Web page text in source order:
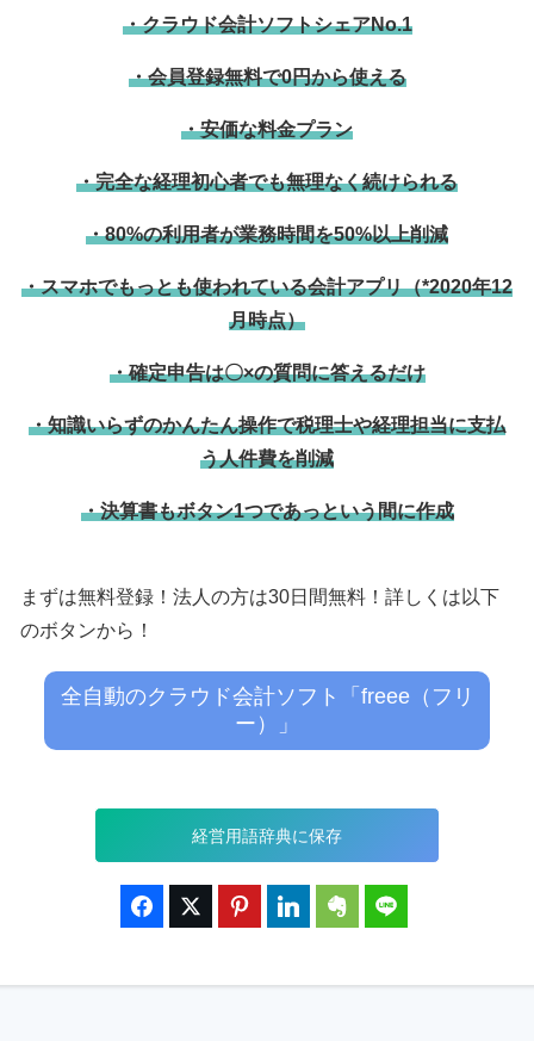
・クラウド会計ソフトシェアNo.1
・会員登録無料で0円から使える
・安価な料金プラン
・完全な経理初心者でも無理なく続けられる
・80%の利用者が業務時間を50%以上削減
・スマホでもっとも使われている会計アプリ（*2020年12
月時点）
・確定申告は〇×の質問に答えるだけ
・知識いらずのかんたん操作で税理士や経理担当に支払
う人件費を削減
・決算書もボタン1つであっという間に作成
まずは無料登録！法人の方は30日間無料！詳しくは以下
のボタンから！
全自動のクラウド会計ソフト「freee（フリ
ー）」
経営用語辞典に保存